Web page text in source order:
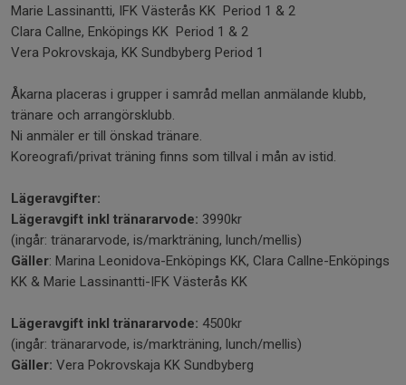
Marie Lassinantti, IFK Västerås KK Period 1 & 2
Clara Callne, Enköpings KK Period 1 & 2
Vera Pokrovskaja, KK Sundbyberg Period 1
Åkarna placeras i grupper i samråd mellan anmälande klubb,
tränare och arrangörsklubb.
Ni anmäler er till önskad tränare.
Koreografi/privat träning finns som tillval i mån av istid.
Lägeravgifter:
Lägeravgift inkl tränararvode: 3990kr
(ingår: tränararvode, is/markträning, lunch/mellis)
Gäller: Marina Leonidova-Enköpings KK, Clara Callne-Enköpings
KK & Marie Lassinantti-IFK Västerås KK
Lägeravgift inkl tränararvode: 4500kr
(ingår: tränararvode, is/markträning, lunch/mellis)
Gäller: Vera Pokrovskaja KK Sundbyberg